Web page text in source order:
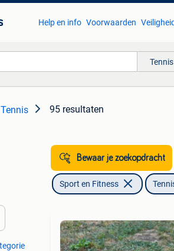
Help en info Voorwaarden
Tennis
Tennis 95 resultaten
Bewaar je zoekopdracht
Sport en Fitness